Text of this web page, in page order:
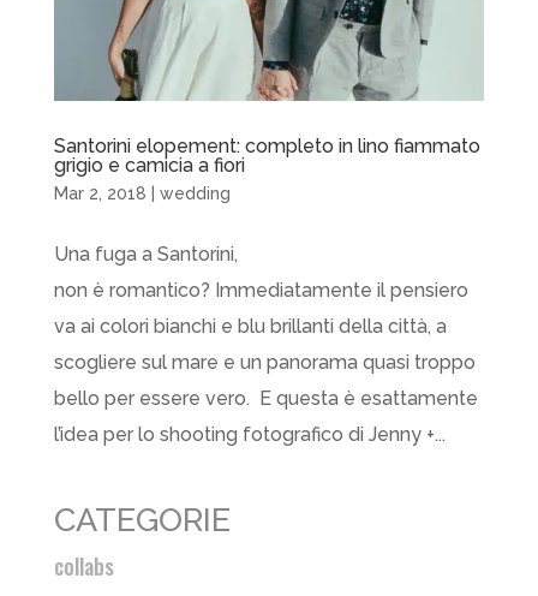
Santorini elopement: completo in lino fiammato
grigio e camicia a fiori
Mar 2, 2018 wedding
Una fuga a Santorini,
non è romantico? Immediatamente il pensiero
va ai colori bianchi e blu brillanti della città, a
scogliere sul mare e un panorama quasi troppo
bello per essere vero. E questa è esattamente
l’idea per lo shooting fotografico di Jenny +...
CATEGORIE
collabs